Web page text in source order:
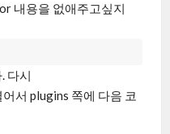
내용을 없애주고싶지
다시
서 plugins 쪽에 다음 코